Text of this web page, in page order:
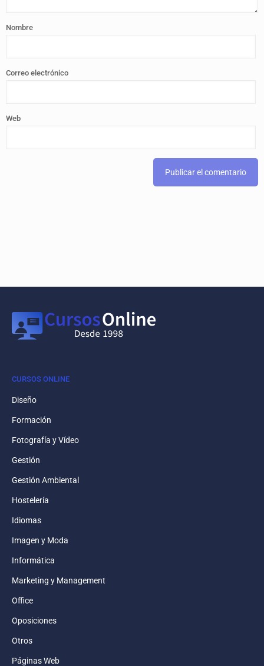
Nombre
Correo electrónico
Web
CURSOS ONLINE
Diseño
Formación
Fotografía y Vídeo
Gestión
Gestión Ambiental
Hostelería
Idiomas
Imagen y Moda
Informática
Marketing y Management
Office
Oposiciones
Otros
Páginas Web